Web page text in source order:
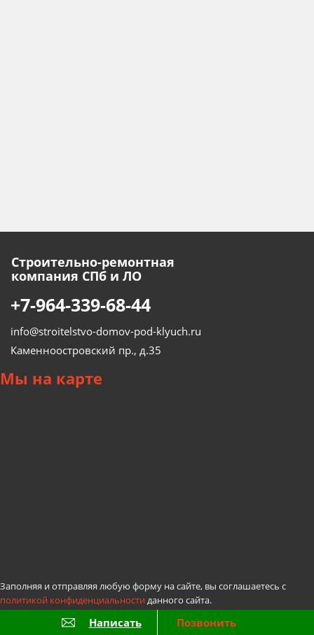
Строительно-ремонтная
компания СПб и ЛО
+7-964-339-68-44
info@stroitelstvo-domov-pod-klyuch.ru
Каменноостровский пр., д.35
Мы на карте
Заполняя и отправляя любую форму на сайте, вы соглашаетесь с
политикой конфиденциальности данного сайта.
Написать Позвонить